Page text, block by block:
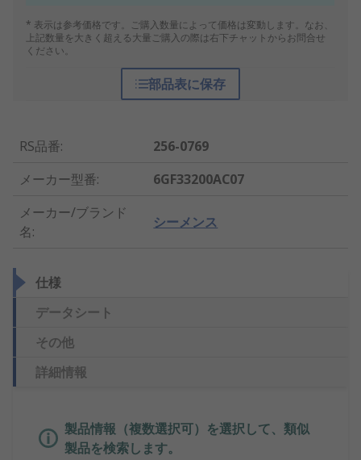
* 表示は参考価格です。ご購入数量によって価格は変動します。なお、
上記数量を大きく超える大量ご購入の際は右下チャットからお問合せ
ください。
部品表に保存
RS品番:
256-0769
メーカー型番:
6GF33200AC07
メーカー/ブランド
名:
シーメンス
仕様
データシート
その他
詳細情報
製品情報（複数選択可）を選択して、類似
製品を検索します。